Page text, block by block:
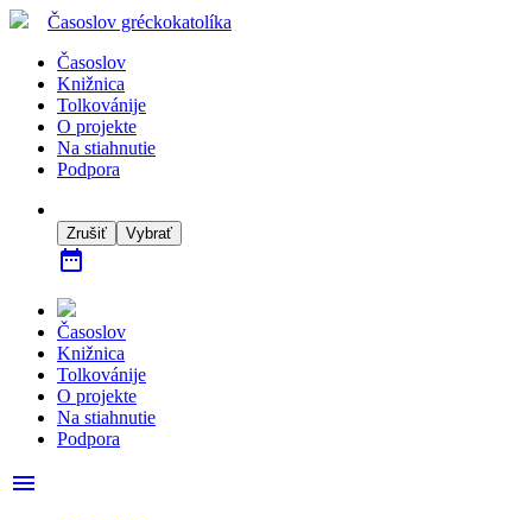
Časoslov gréckokatolíka
Časoslov
Knižnica
Tolkovánije
O projekte
Na stiahnutie
Podpora
Zrušiť Vybrať
date_range
Časoslov
Knižnica
Tolkovánije
O projekte
Na stiahnutie
Podpora
menu